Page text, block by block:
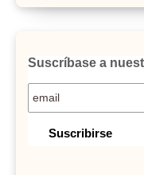
Suscríbase a